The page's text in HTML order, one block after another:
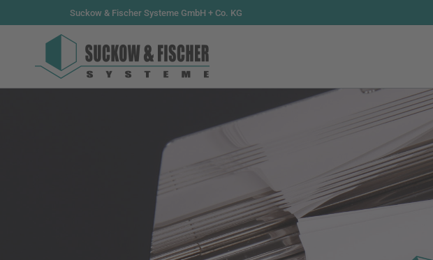
Suckow & Fischer Systeme GmbH + Co. KG